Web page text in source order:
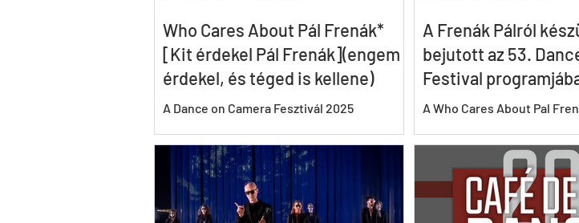
Who Cares About Pál Frenák*
[Kit érdekel Pál Frenák](engem
érdekel, és téged is kellene)
A Dance on Camera Fesztivál 2025
mutatja be a Symphony Spaceben a Who
Cares About Pal Frenák című...
A Frenák Pálról
bejutott az 53.
Festival
A Who Cares About Pal Frenak című
dokumentumfilm, amely
nemzetközileg elismert,...